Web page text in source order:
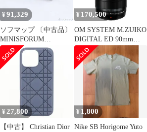
¥91,329
ソフマップ 〔中古品〕
MINISFORUM
HM90【344】
¥ 170,500
OM SYSTEM M.ZUIKO
DIGITAL ED 90mm
F3.5 Macro IS PRO マイ
クロフォーサーズマウ
ント 高性能望遠マクロ
レンズ EDM90F35MAC
¥ 27,800
【中古】 Christian Dior
¥ 1,800
Nike SB Horigome Yuto